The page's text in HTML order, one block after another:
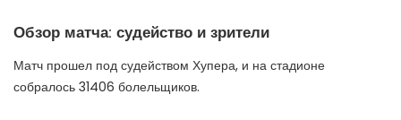
Обзор матча: судейство и зрители
Матч прошел под судейством Хупера, и на стадионе
собралось 31406 болельщиков.